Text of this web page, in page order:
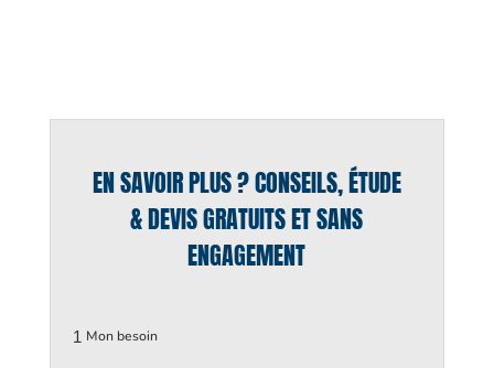
EN SAVOIR PLUS ? CONSEILS, ÉTUDE
& DEVIS GRATUITS ET SANS
ENGAGEMENT
1 Mon besoin